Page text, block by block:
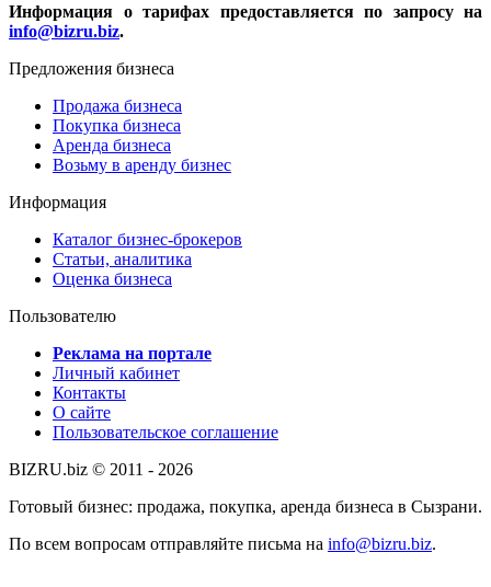
Информация о тарифах предоставляется по запросу на
info@bizru.biz.
Предложения бизнеса
Продажа бизнеса
Покупка бизнеса
Аренда бизнеса
Возьму в аренду бизнес
Информация
Каталог бизнес-брокеров
Статьи, аналитика
Оценка бизнеса
Пользователю
Реклама на портале
Личный кабинет
Контакты
О сайте
Пользовательское соглашение
BIZRU.biz © 2011 - 2026
Готовый бизнес: продажа, покупка, аренда бизнеса в Сызрани.
По всем вопросам отправляйте письма на info@bizru.biz.